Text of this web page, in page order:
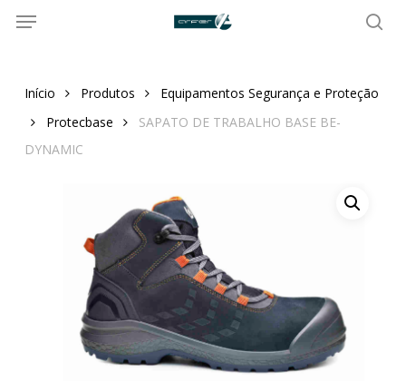
Menu
Início Produtos
Equipamentos Segurança e Proteção
Protecbase
SAPATO DE TRABALHO BASE BE-
DYNAMIC